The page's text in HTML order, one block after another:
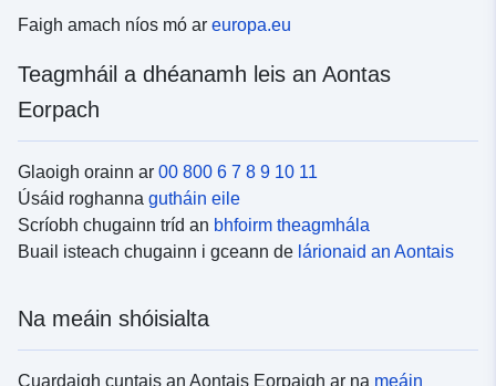
Faigh amach níos mó ar europa.eu
Teagmháil a dhéanamh leis an Aontas
Eorpach
Glaoigh orainn ar 00 800 6 7 8 9 10 11
Úsáid roghanna gutháin eile
Scríobh chugainn tríd an bhfoirm theagmhála
Buail isteach chugainn i gceann de lárionaid an Aontais
Na meáin shóisialta
Cuardaigh cuntais an Aontais Eorpaigh ar na meáin